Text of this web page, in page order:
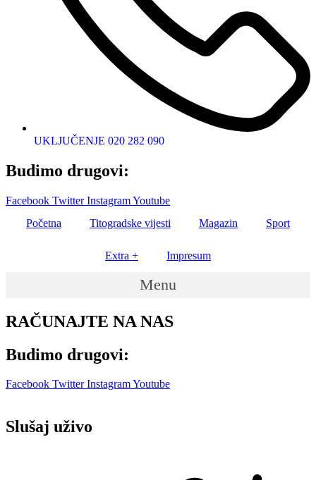
UKLJUČENJE 020 282 090
Budimo drugovi:
Facebook Twitter InstagramYoutube
Početna
Titogradske vijesti Magazin Sport
Extra + Impresum
Menu
RAČUNAJTE NA NAS
Budimo drugovi:
Facebook Twitter InstagramYoutube
Slušaj uživo